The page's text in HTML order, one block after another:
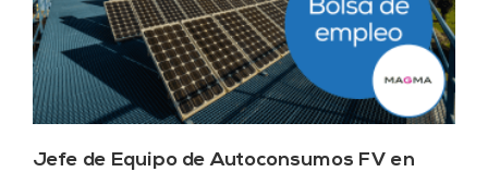
Jefe de Equipo de Autoconsumos FV en